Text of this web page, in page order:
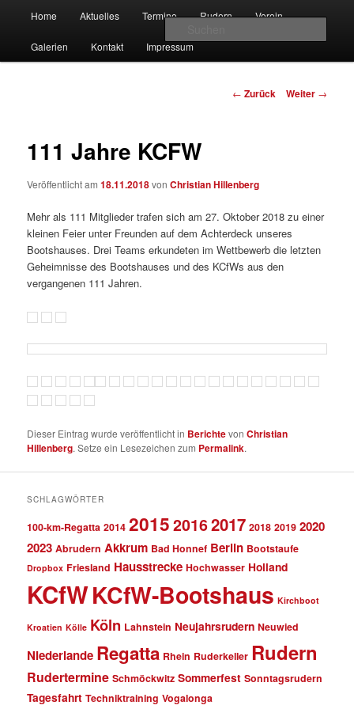
wechseln
Kölner Club für Wassersport e.V.
Home Aktuelles Termine Rudern Verein
Galerien Kontakt Impressum
Beitrags-
← Zurück Weiter →
111 Jahre KCFW
Veröffentlicht am18.11.2018vonChristian Hillenberg
Mehr als 111 Mitglieder trafen sich am 27. Oktober 2018 zu einer
kleinen Feier unter Freunden auf dem Achterdeck unseres
Bootshauses. Drei Teams erkundeten im Wettbewerb die letzten
Geheimnisse des Bootshauses und des KCfWs aus den
vergangenen 111 Jahren.
Dieser Eintrag wurde veröffentlicht in BerichtevonChristian
Hillenberg. Setze ein Lesezeichen zum Permalink.
SCHLAGWÖRTER
100-km-Regatta 2014 201520162017 2018 2019 2020
2023 Abrudern Akkrum Bad Honnef Berlin Bootstaufe
Dropbox Friesland Hausstrecke Hochwasser Holland
KCfWKCfW-Bootshaus Kirchboot
Kroatien Kölle Köln Lahnstein Neujahrsrudern Neuwied
Niederlande Regatta Rhein Ruderkeller Rudern
Rudertermine Schmöckwitz Sommerfest Sonntagsrudern
Tagesfahrt Techniktraining Vogalonga